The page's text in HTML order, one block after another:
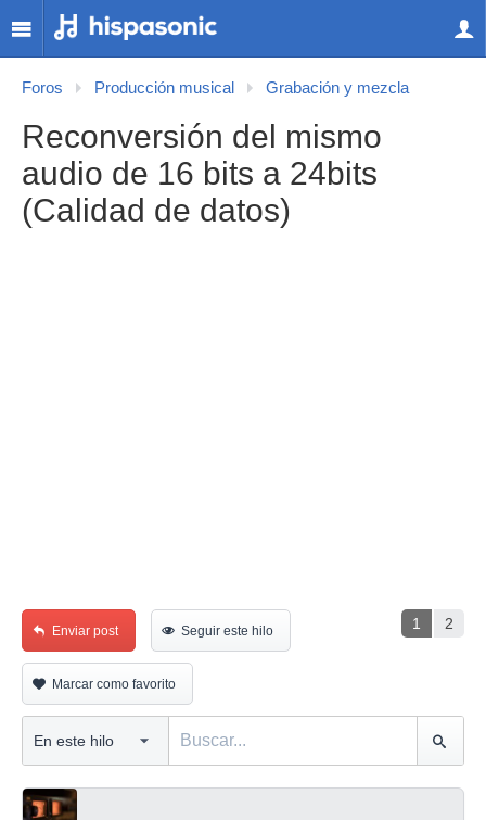
Foros Producción musical Grabación y mezcla
Reconversión del mismo
audio de 16 bits a 24bits
(Calidad de datos)
1 2
Enviar post Seguir este hilo
Marcar como favorito